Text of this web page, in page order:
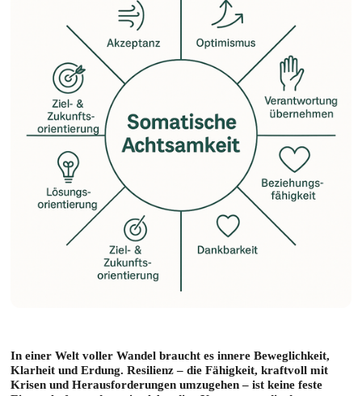
In einer Welt voller Wandel braucht es innere Beweglichkeit,
Klarheit und Erdung. Resilienz – die Fähigkeit, kraftvoll mit
Krisen und Herausforderungen umzugehen – ist keine feste